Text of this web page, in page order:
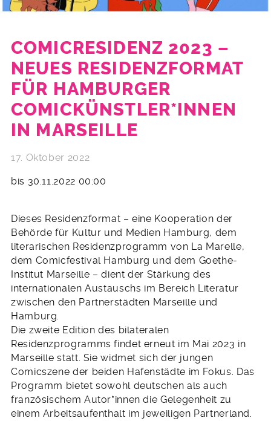
COMICRESIDENZ 2023 –
NEUES RESIDENZFORMAT
FÜR HAMBURGER
COMICKÜNSTLER*INNEN
IN MARSEILLE
17. Oktober 2022
bis 30.11.2022 00:00
Dieses Residenzformat – eine Kooperation der
Behörde für Kultur und Medien Hamburg, dem
literarischen Residenzprogramm von La Marelle,
dem Comicfestival Hamburg und dem Goethe-
Institut Marseille – dient der Stärkung des
internationalen Austauschs im Bereich Literatur
zwischen den Partnerstädten Marseille und
Hamburg.
Die zweite Edition des bilateralen
Residenzprogramms findet erneut im Mai 2023 in
Marseille statt. Sie widmet sich der jungen
Comicszene der beiden Hafenstädte im Fokus. Das
Programm bietet sowohl deutschen als auch
französischem Autor*innen die Gelegenheit zu
einem Arbeitsaufenthalt im jeweiligen Partnerland.